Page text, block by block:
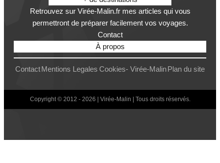
Retrouvez sur Virée-Malin.fr mes articles qui vous
permettront de préparer facilement vos voyages.
Contact
À propos
Contact Mentions Legales Cookies- Virée-MalinPlan du site
Copyright © 2012 - 2026 | Virée-Malin | Tous droits réservés.